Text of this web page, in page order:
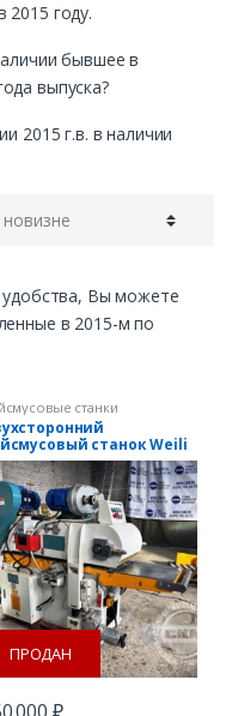
2015 году.
бывшее в
выпуска?
2015 г.в. в наличии
Вы можете
в 2015-м по
станки
станок Weili
204B
ПРОДАН